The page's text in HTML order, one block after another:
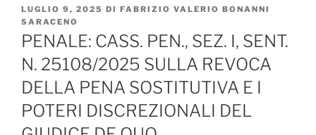
PUBBLICATO
IL
LUGLIO 9, 2025 DI FABRIZIO VALERIO BONANNI
SARACENO
PENALE: CASS. PEN., SEZ. I, SENT.
N. 25108/2025 SULLA REVOCA
DELLA PENA SOSTITUTIVA E I
POTERI DISCREZIONALI DEL